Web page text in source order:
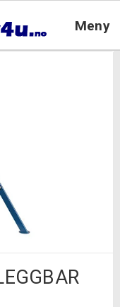
Meny